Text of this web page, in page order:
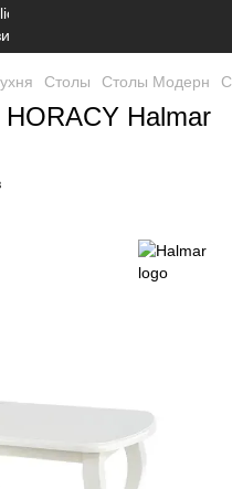
Столы Столы Модерн
Halmar